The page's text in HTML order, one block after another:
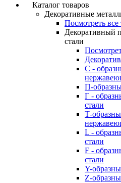
Каталог товаров
Декоративные
Посмотреть все
Декоративный
стали
С -
П-
Г -
стали
Т-
L -
стали
F -
стали
Y-
Z-